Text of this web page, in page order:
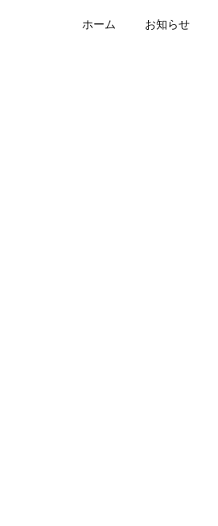
ホーム お知らせ